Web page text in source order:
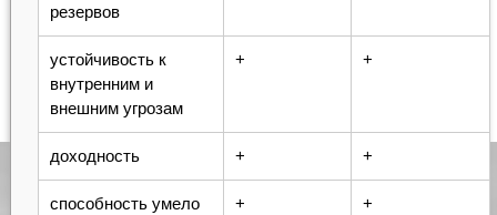
резервов
устойчивость к
внутренним и
внешним угрозам
+ +
доходность + +
способность умело
+ +